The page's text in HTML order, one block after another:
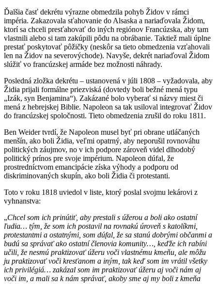
Ďalšia časť dekrétu výrazne obmedzila pohyb Židov v rámci
impéria. Zakazovala sťahovanie do Alsaska a nariaďovala Židom,
ktorí sa chceli presťahovať do iných regiónov Francúzska, aby tam
vlastnili alebo si tam zakúpili pôdu na obrábanie. Taktiež mali úplne
prestať poskytovať pôžičky (neskôr sa tieto obmedzenia vzťahovali
len na Židov na severovýchode). Navyše, dekrét nariaďoval Židom
slúžiť vo francúzskej armáde bez možnosti náhrady.
Posledná zložka dekrétu – ustanovená v júli 1808 – vyžadovala, aby
Židia prijali formálne priezviská (dovtedy boli bežné mená typu
„Izák, syn Benjamina“). Zakázané bolo vyberať si názvy miest či
mená z hebrejskej Biblie. Napoleon sa tak usiloval integrovať Židov
do francúzskej spoločnosti. Tieto obmedzenia zrušil do roku 1811.
Ben Weider tvrdí, že Napoleon musel byť pri obrane utláčaných
menšín, ako boli Židia, veľmi opatrný, aby neporušil rovnováhu
politických záujmov, no v ich podpore zároveň videl dlhodobý
politický prínos pre svoje impérium. Napoleon dúfal, že
prostredníctvom emancipácie získa výhody a podporu od
diskriminovaných skupín, ako boli Židia či protestanti.
Toto v roku 1818 uviedol v liste, ktorý poslal svojmu lekárovi z
vyhnanstva:
„Chcel som ich prinútiť, aby prestali s úžerou a boli ako ostatní
ľudia… tým, že som ich postavil na rovnakú úroveň s katolíkmi,
protestantmi a ostatnými, som dúfal, že sa stanú dobrými občanmi a
budú sa správať ako ostatní členovia komunity…, keďže ich rabíni
učili, že nesmú praktizovať úžeru voči vlastnému kmeňu, ale môžu
ju praktizovať voči kresťanom a iným, tak keď som im vrátil všetky
ich privilégiá… zakázal som im praktizovať úžeru aj voči nám aj
voči im, a mali sa k nám správať, akoby sme aj my boli z kmeňa